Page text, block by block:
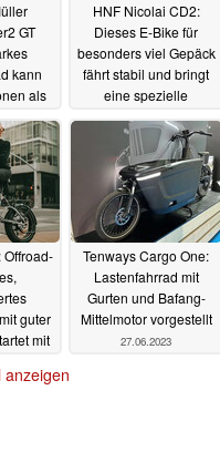
GT
kann
als
HNF Nicolai CD2:
Dieses E-Bike für
besonders viel Gepäck
fährt stabil und bringt
eine spezielle
26.09.2023
Offroad-
guter
mit
Tenways Cargo One:
Lastenfahrrad mit
Gurten und Bafang-
Mittelmotor vorgestellt
27.06.2023